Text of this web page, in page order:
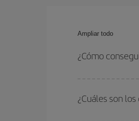
Ampliar todo
¿Cómo
vuelta. Además, si
¿Cuáles son